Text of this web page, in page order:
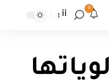
9
أأ